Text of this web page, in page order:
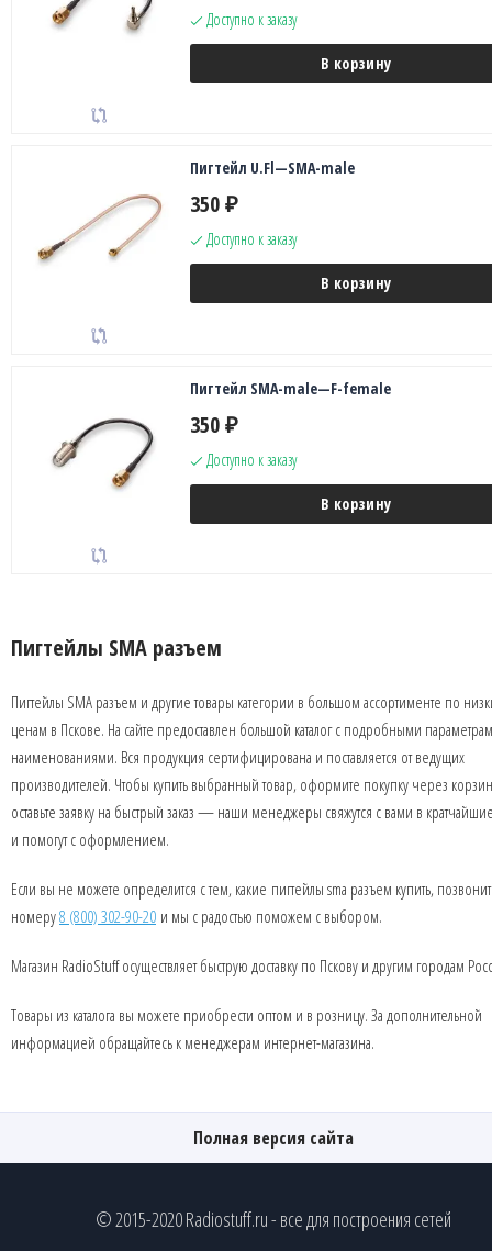
Доступно к заказу
В корзину
Пигтейл U.Fl—SMA-male
350 ₽
Доступно к заказу
В корзину
Пигтейл SMA-male—F-female
350 ₽
Доступно к заказу
В корзину
Пигтейлы SMA разъем
Пигтейлы SMA разъем и другие товары категории в большом ассортименте по
ценам в Пскове. На сайте предоставлен большой каталог с подробными
наименованиями. Вся продукция сертифицирована и поставляется от ведущих
производителей. Чтобы купить выбранный товар, оформите покупку через
оставьте заявку на быстрый заказ — наши менеджеры свяжутся с вами в
и помогут с оформлением.
Если вы не можете определится с тем, какие пигтейлы sma разъем купить,
номеру8 (800) 302-90-20 и мы с радостью поможем с выбором.
Магазин RadioStuff осуществляет быструю доставку по Пскову и другим городам
Товары из каталога вы можете приобрести оптом и в розницу. За дополнительной
информацией обращайтесь к менеджерам интернет-магазина.
Полная версия сайта
© 2015-2020 Radiostuff.ru - все для построения сетей